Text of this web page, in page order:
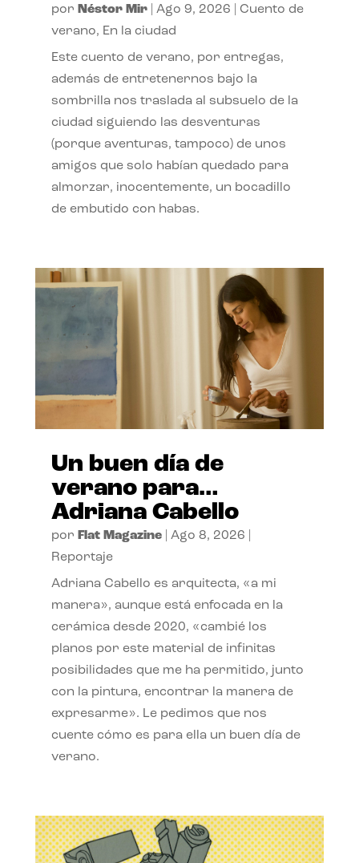
por Néstor Mir| Ago 9, 2026
Cuento de
verano, En la ciudad
Este cuento de verano, por entregas,
además de entretenernos bajo la
sombrilla nos traslada al subsuelo de la
ciudad siguiendo las desventuras
(porque aventuras, tampoco) de unos
amigos que solo habían quedado para
almorzar, inocentemente, un bocadillo
de embutido con habas.
Un buen día de
verano para…
Adriana Cabello
por Flat Magazine| Ago 8, 2026
Reportaje
Adriana Cabello es arquitecta, «a mi
manera», aunque está enfocada en la
cerámica desde 2020, «cambié los
planos por este material de infinitas
posibilidades que me ha permitido, junto
con la pintura, encontrar la manera de
expresarme». Le pedimos que nos
cuente cómo es para ella un buen día de
verano.